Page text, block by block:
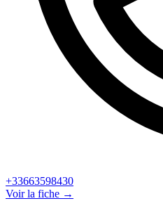
+33663598430
Voir la fiche →